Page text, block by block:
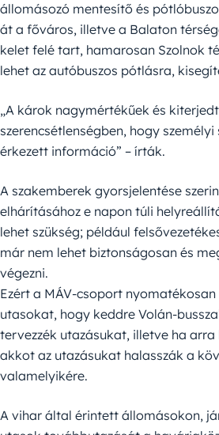
állomásozó mentesítő és
át a főváros, illetve a Balaton
kelet felé tart, hamarosan Szolnok
lehet az autóbuszos pótlásra,
„A károk nagymértékűek és
szerencsétlenségben, hogy személyi
érkezett információ” – írták.
A szakemberek gyorsjelentése
elhárításához e napon túli
lehet szükség; például
már nem lehet biztonságosan és
végezni.
Ezért a MÁV-csoport
utasokat, hogy keddre Volán-
tervezzék utazásukat, illetve ha arra
akkot az utazásukat halasszák a
valamelyikére.
A vihar által érintett állomásokon,